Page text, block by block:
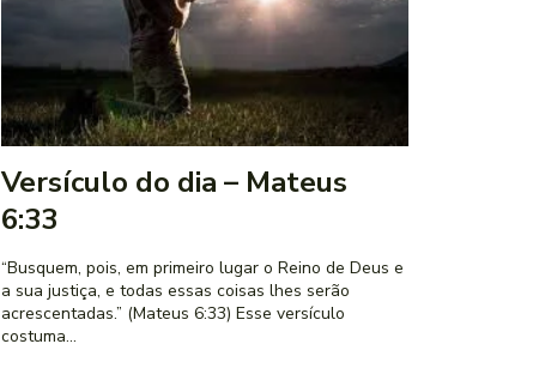
Versículo do dia – Mateus
6:33
“Busquem, pois, em primeiro lugar o Reino de Deus e
a sua justiça, e todas essas coisas lhes serão
acrescentadas.” (Mateus 6:33) Esse versículo
costuma...